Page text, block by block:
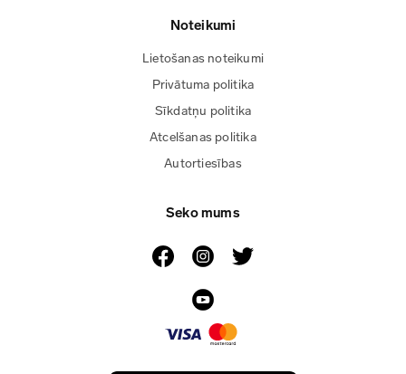
Noteikumi
Lietošanas noteikumi
Privātuma politika
Sīkdatņu politika
Atcelšanas politika
Autortiesības
Seko mums